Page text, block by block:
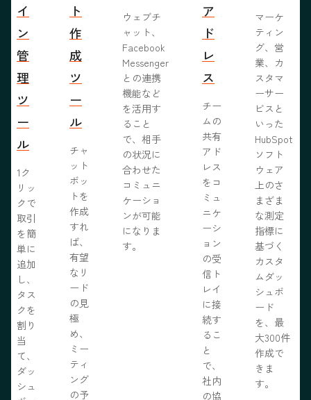
イ
ン
管
理
ツ
ー
ル
1ク
リッ
クで
取引
を簡
単に
追加
し、
タス
クを
割り
当
て、
ダッ
シュ
ト
作
成
ツ
ー
ル
チャ
ット
ボッ
トを
作成
すれ
ば、
有望
なリ
ード
の見
極
め、
ミー
ティ
ング
の予
ウェブチ
ャット、
Facebook
Messenger
との連携
機能など
を活用す
ること
で、相手
の状況に
合わせた
コミュニ
ケーショ
ンが可能
になりま
す。
ア
ド
レ
ス
チー
ムの
共有
アド
レス
をコ
ミュ
ニケ
ーシ
ョン
の受
信ト
レイ
に接
続す
るこ
と
で、
社内
の協
マーケ
ティン
グ、営
業、カ
スタマ
ーサー
ビスと
いった
HubSpot
ソフト
ウェア
上のさ
まざま
な測定
指標に
基づく
カスタ
ムダッ
シュボ
ード
を、最
大300件
作成で
きま
す。